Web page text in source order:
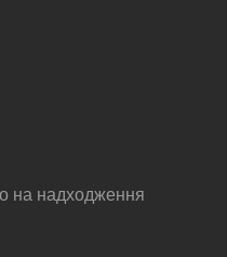
на надходження